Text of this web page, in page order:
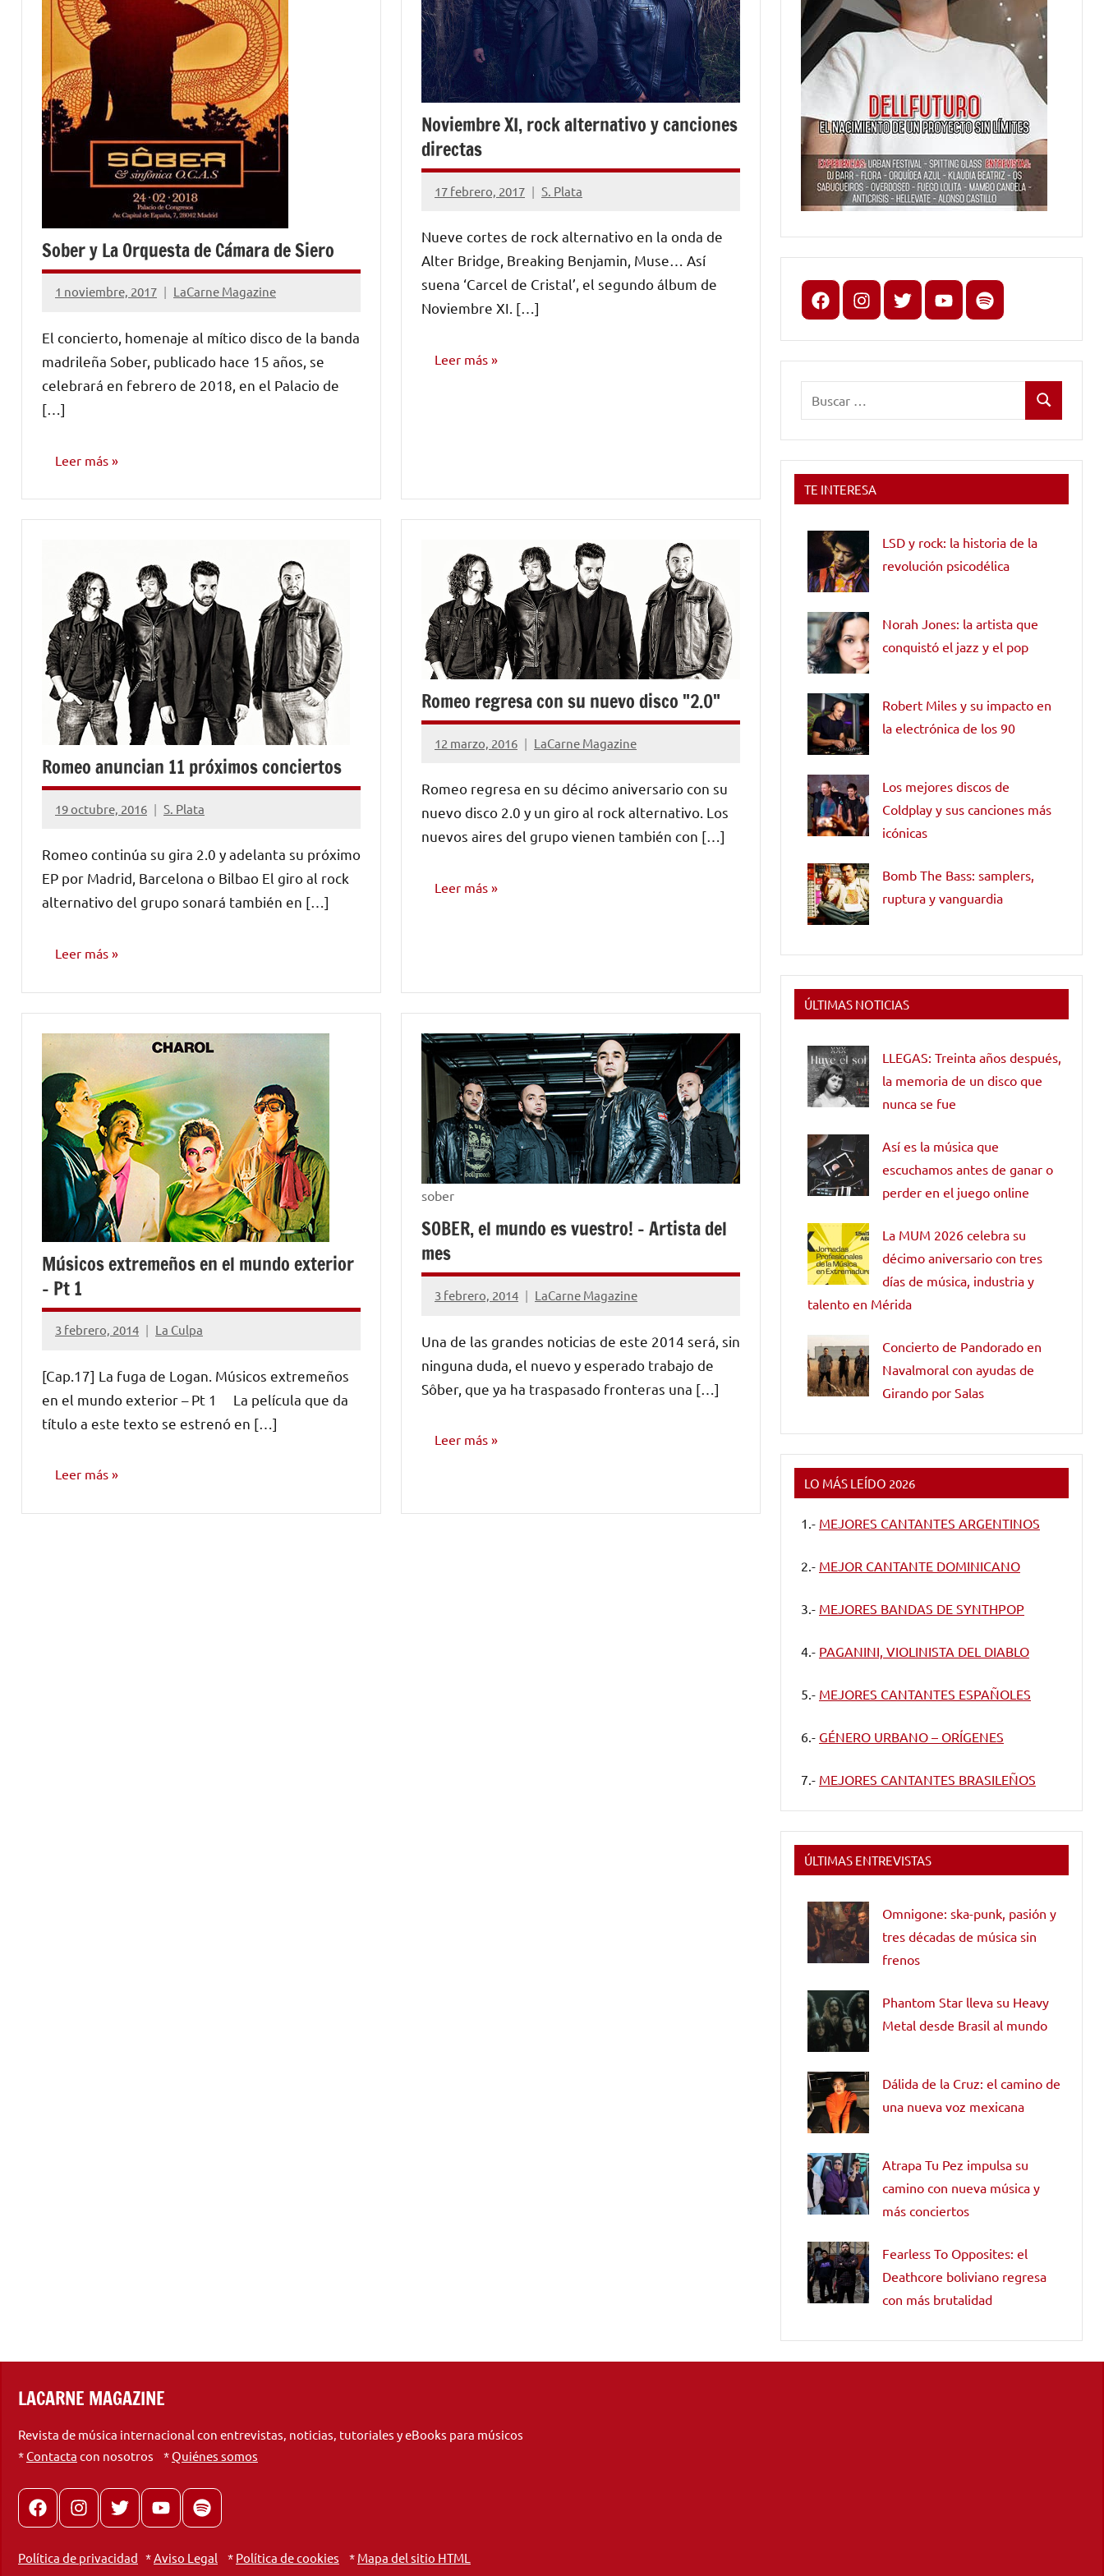
Sober y La Orquesta de Cámara de Siero
1 noviembre, 2017 LaCarne Magazine
No
comentarios
El concierto, homenaje al mítico disco de la banda
madrileña Sober, publicado hace 15 años, se
celebrará en febrero de 2018, en el Palacio de
[…]
Leer más
Noviembre XI, rock alternativo y canciones
directas
17 febrero, 2017 S. Plata
No
comentarios
Nueve cortes de rock alternativo en la onda de
Alter Bridge, Breaking Benjamin, Muse… Así
suena ‘Carcel de Cristal’, el segundo álbum de
Noviembre XI. […]
Leer más
Romeo anuncian 11 próximos conciertos
19 octubre, 2016 S. Plata
No
comentarios
Romeo continúa su gira 2.0 y adelanta su próximo
EP por Madrid, Barcelona o Bilbao El giro al rock
alternativo del grupo sonará también en […]
Leer más
Romeo regresa con su nuevo disco "2.0"
12 marzo, 2016 LaCarne Magazine
No
comentarios
Romeo regresa en su décimo aniversario con su
nuevo disco 2.0 y un giro al rock alternativo. Los
nuevos aires del grupo vienen también con […]
Leer más
Músicos extremeños en el mundo exterior
– Pt 1
3 febrero, 2014 La Culpa
No
comentarios
[Cap.17] La fuga de Logan. Músicos extremeños
en el mundo exterior – Pt 1 La película que da
título a este texto se estrenó en […]
Leer más
sober
SOBER, el mundo es vuestro! – Artista del
mes
3 febrero, 2014 LaCarne Magazine
No
comentarios
Una de las grandes noticias de este 2014 será, sin
ninguna duda, el nuevo y esperado trabajo de
Sôber, que ya ha traspasado fronteras una […]
Leer más
FacebookInstagram
X youtubespotify
Buscar
TE INTERESA
LSD y rock: la historia de la
revolución psicodélica
Norah Jones: la artista que
conquistó el jazz y el pop
Robert Miles y su impacto en
la electrónica de los 90
Los mejores discos de
Coldplay y sus canciones más
icónicas
Bomb The Bass: samplers,
ruptura y vanguardia
ÚLTIMAS NOTICIAS
LLEGAS: Treinta años después,
la memoria de un disco que
nunca se fue
Así es la música que
escuchamos antes de ganar o
perder en el juego online
La MUM 2026 celebra su
décimo aniversario con tres
días de música, industria y
talento en Mérida
Concierto de Pandorado en
Navalmoral con ayudas de
Girando por Salas
LO MÁS LEÍDO 2026
1.- MEJORES CANTANTES ARGENTINOS
2.- MEJOR CANTANTE DOMINICANO
3.- MEJORES BANDAS DE SYNTHPOP
4.- PAGANINI, VIOLINISTA DEL DIABLO
5.- MEJORES CANTANTES ESPAÑOLES
6.- GÉNERO URBANO – ORÍGENES
7.- MEJORES CANTANTES BRASILEÑOS
ÚLTIMAS ENTREVISTAS
Omnigone: ska-punk, pasión y
tres décadas de música sin
frenos
Phantom Star lleva su Heavy
Metal desde Brasil al mundo
Dálida de la Cruz: el camino de
una nueva voz mexicana
Atrapa Tu Pez impulsa su
camino con nueva música y
más conciertos
Fearless To Opposites: el
Deathcore boliviano regresa
con más brutalidad
LACARNE MAGAZINE
Revista de música internacional con entrevistas, noticias, tutoriales y eBooks para músicos
*Contacta con nosotros *Quiénes somos
FacebookInstagram
X youtubespotify
Política de privacidad *Aviso Legal * Política de cookies * Mapa del sitio HTML